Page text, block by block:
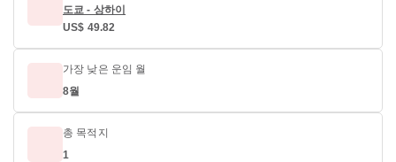
도쿄 - 상하이
US$ 49.82
가장 낮은 운임 월
8월
총 목적지
1